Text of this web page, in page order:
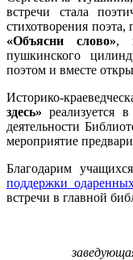
встречи стала
стихотворения поэта,
«Объясни слово»,
пушкинского
поэтом и вместе
Историко-
здесь» реализуется
деятельности
мероприятие
Благодарим
поддержки
встречи в главной